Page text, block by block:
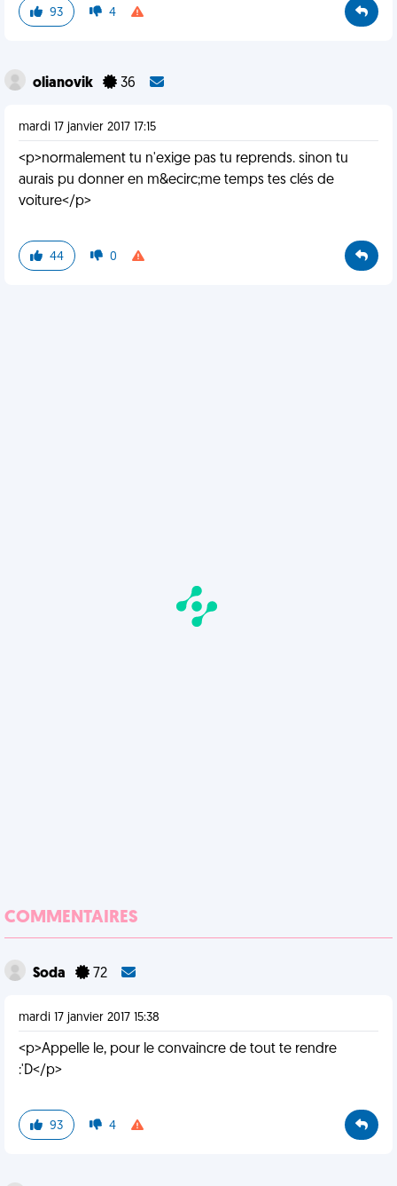
93 4
olianovik 36
mardi 17 janvier 2017 17:15
<p>normalement tu n'exige pas tu reprends. sinon tu
aurais pu donner en m&ecirc;me temps tes clés de
voiture</p>
44 0
COMMENTAIRES
Soda 72
mardi 17 janvier 2017 15:38
<p>Appelle le, pour le convaincre de tout te rendre
:'D</p>
93 4